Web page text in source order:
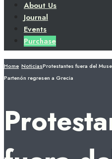
About Us
Journal
Events
Purchase
Home NoticiasProtestantes fuera del
Partenón regresen a Grecia